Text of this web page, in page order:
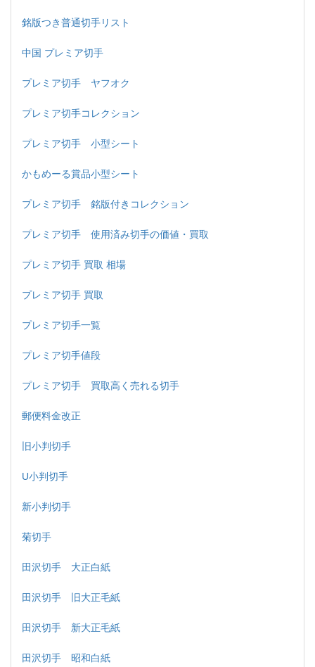
銘版つき普通切手リスト
中国 プレミア切手
プレミア切手 ヤフオク
プレミア切手コレクション
プレミア切手 小型シート
かもめーる賞品小型シート
プレミア切手 銘版付きコレクション
プレミア切手 使用済み切手の価値・買取
プレミア切手 買取 相場
プレミア切手 買取
プレミア切手一覧
プレミア切手値段
プレミア切手 買取高く売れる切手
郵便料金改正
旧小判切手
U小判切手
新小判切手
菊切手
田沢切手 大正白紙
田沢切手 旧大正毛紙
田沢切手 新大正毛紙
田沢切手 昭和白紙